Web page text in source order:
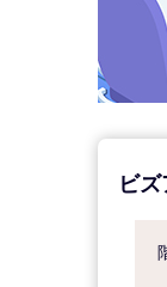
ビ